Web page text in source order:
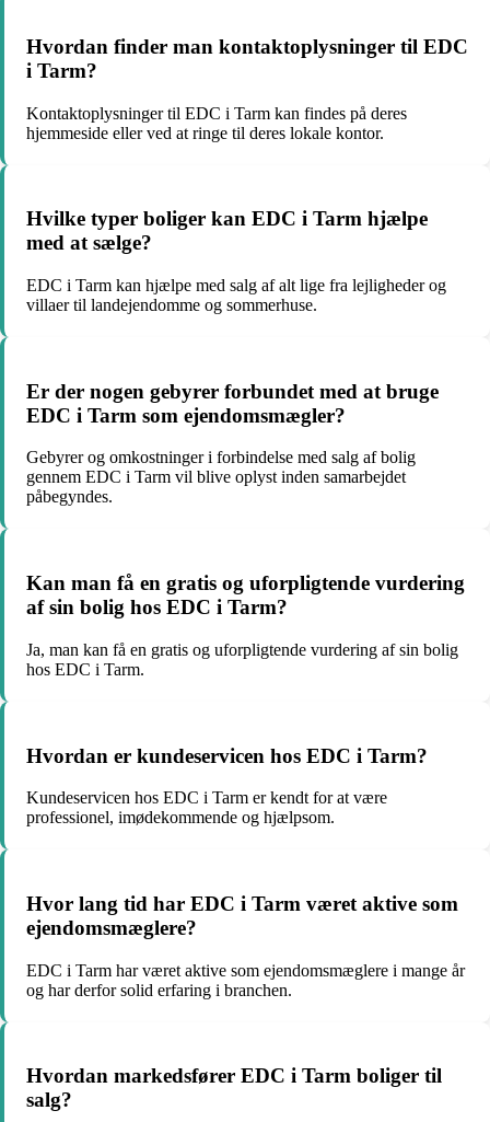
Hvordan finder man kontaktoplysninger til EDC
i Tarm?
Kontaktoplysninger til EDC i Tarm kan findes på deres
hjemmeside eller ved at ringe til deres lokale kontor.
Hvilke typer boliger kan EDC i Tarm hjælpe
med at sælge?
EDC i Tarm kan hjælpe med salg af alt lige fra lejligheder og
villaer til landejendomme og sommerhuse.
Er der nogen gebyrer forbundet med at bruge
EDC i Tarm som ejendomsmægler?
Gebyrer og omkostninger i forbindelse med salg af bolig
gennem EDC i Tarm vil blive oplyst inden samarbejdet
påbegyndes.
Kan man få en gratis og uforpligtende vurdering
af sin bolig hos EDC i Tarm?
Ja, man kan få en gratis og uforpligtende vurdering af sin bolig
hos EDC i Tarm.
Hvordan er kundeservicen hos EDC i Tarm?
Kundeservicen hos EDC i Tarm er kendt for at være
professionel, imødekommende og hjælpsom.
Hvor lang tid har EDC i Tarm været aktive som
ejendomsmæglere?
EDC i Tarm har været aktive som ejendomsmæglere i mange år
og har derfor solid erfaring i branchen.
Hvordan markedsfører EDC i Tarm boliger til
salg?